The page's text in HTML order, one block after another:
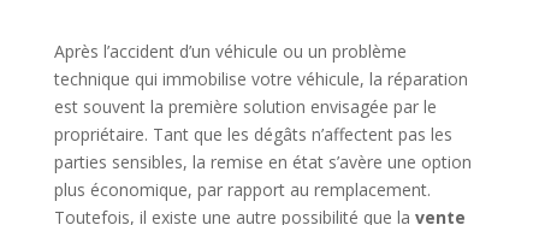
Après l’accident d’un véhicule ou un problème
technique qui immobilise votre véhicule, la réparation
est souvent la première solution envisagée par le
propriétaire. Tant que les dégâts n’affectent pas les
parties sensibles, la remise en état s’avère une option
plus économique, par rapport au remplacement.
Toutefois, il existe une autre possibilité que la vente